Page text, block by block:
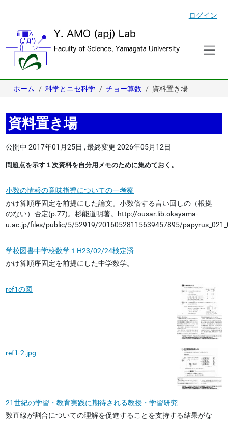
ログイン
ホーム 科学とニセ科学 チョー算数 資料置き場
資料置き場
公開中 2017年01月25日 ,最終変更 2026年05月12日
問題点を示す１次資料を自分用メモのために集めておく。
小数の情報の意味指導についての一考察
かけ算順序固定を前提にした論文。小数倍する言い回しの（根拠
のない）否定(p.77)。杉能道明著。http://ousar.lib.okayama-
u.ac.jp/files/public/5/52919/20160528115639457895/
学校図書中学校数学１H23/02/24検定済
かけ算順序固定を前提にした中学数学。
ref1の図
ref1-2.jpg
21世紀の学習・教育実践に期待される教授・学習研究
数直線が割合についての理解を促進することを支持する結果がな